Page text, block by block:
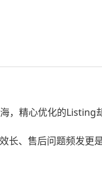
精心优化的Listing
、售后问题频发更